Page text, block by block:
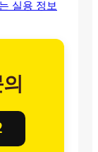
실용 정보